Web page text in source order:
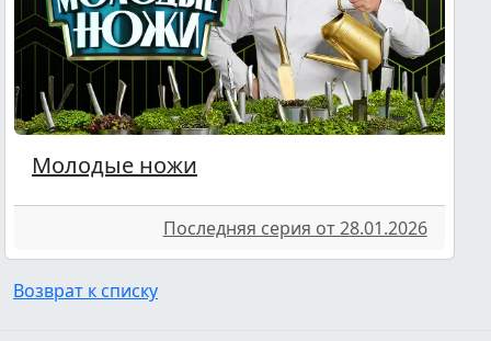
Молодые ножи
Последняя серия от 28.01.2026
Возврат к списку